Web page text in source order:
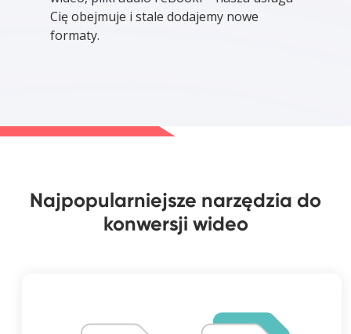
Cię obejmuje i stale dodajemy nowe
formaty.
Najpopularniejsze narzędzia do
konwersji wideo